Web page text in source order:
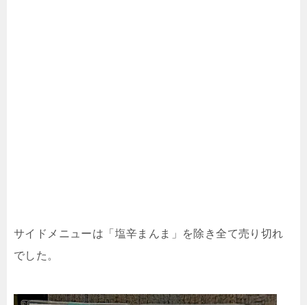
サイドメニューは「塩辛まんま」を除き全て売り切れ
でした。